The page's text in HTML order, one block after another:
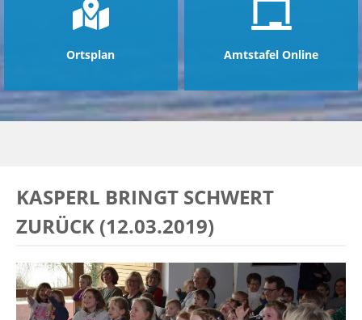
Ortsplan Amtstafel Online
KASPERL BRINGT SCHWERT
ZURÜCK (12.03.2019)